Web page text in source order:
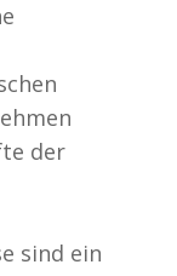
der
sind ein